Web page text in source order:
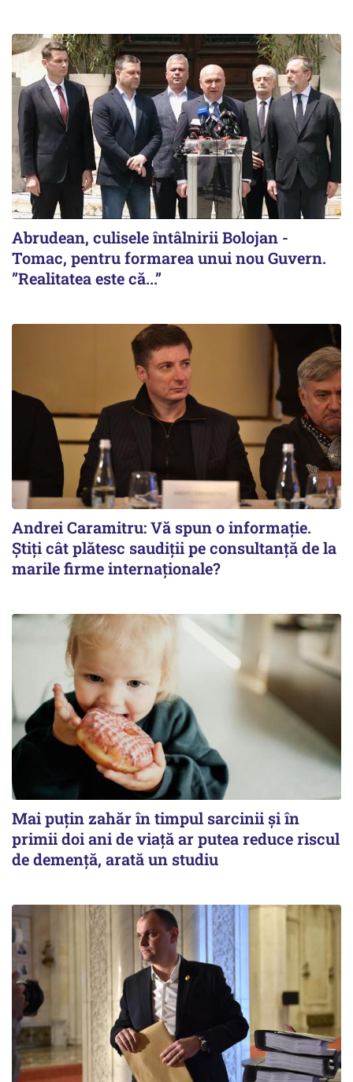
Abrudean, culisele întâlnirii Bolojan -
Tomac, pentru formarea unui nou Guvern.
”Realitatea este că...”
Andrei Caramitru: Vă spun o informație.
Știți cât plătesc saudiții pe consultanță de la
marile firme internaționale?
Mai puțin zahăr în timpul sarcinii și în
primii doi ani de viață ar putea reduce riscul
de demență, arată un studiu